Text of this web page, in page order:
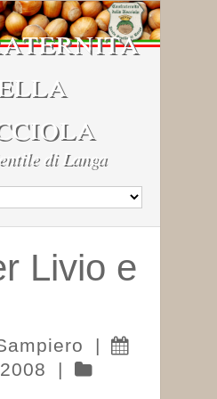
di Langa
Livio e
|
|